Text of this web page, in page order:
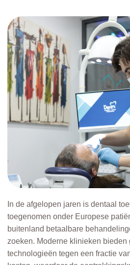
In de afgelopen jaren is dentaal
toegenomen onder Europese
buitenland betaalbare
zoeken. Moderne klinieken bieden
technologieën tegen een fractie